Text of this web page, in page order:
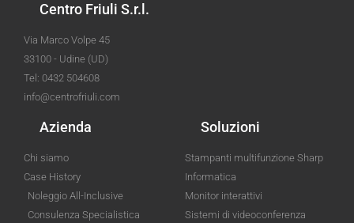
Centro Friuli S.r.l.
Via Marco Volpe 45
33100 - Udine (UD)
Tel: 0432 504608
info@centrofriuli.com
Azienda
Chi siamo
Case History
Noleggio All-Inclusive
Consulenza Specialistica
Soluzioni
Stampanti multifunzione Sharp
Informatica
Monitor interattivi
Sistemi di videoconferenza